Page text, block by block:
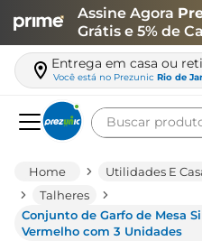
Assine Agora
Grátis e 5% de
Entrega em casa ou
Você está no Prezunic Rio de
Buscar produto
Utilidades E
Talheres
Conjunto de Garfo de Mesa
Vermelho com 3 Unidades
leite